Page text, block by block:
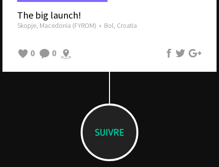
The big launch!
Skopje, Macedonia (FYROM) › Bol, Croatia
0 0
SUIVRE